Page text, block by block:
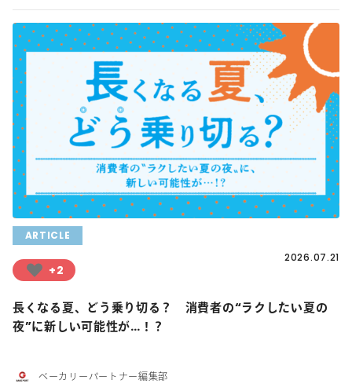
ARTICLE
+2
2026.07.21
長くなる夏、どう乗り切る？ 消費者の“ラクしたい夏の
夜”に新しい可能性が…！？
ベーカリーパートナー編集部